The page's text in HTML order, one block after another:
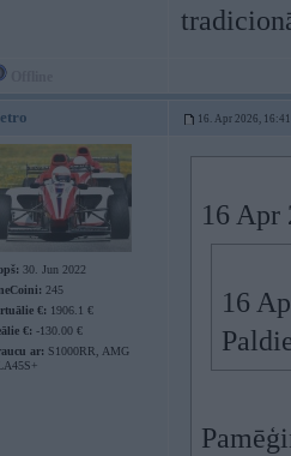
16. Apr 2026, 16:41
30. Jun 2022
245
€: 1906.1 €
€: -130.00 €
ar: S1000RR, AMG
16 Apr
16